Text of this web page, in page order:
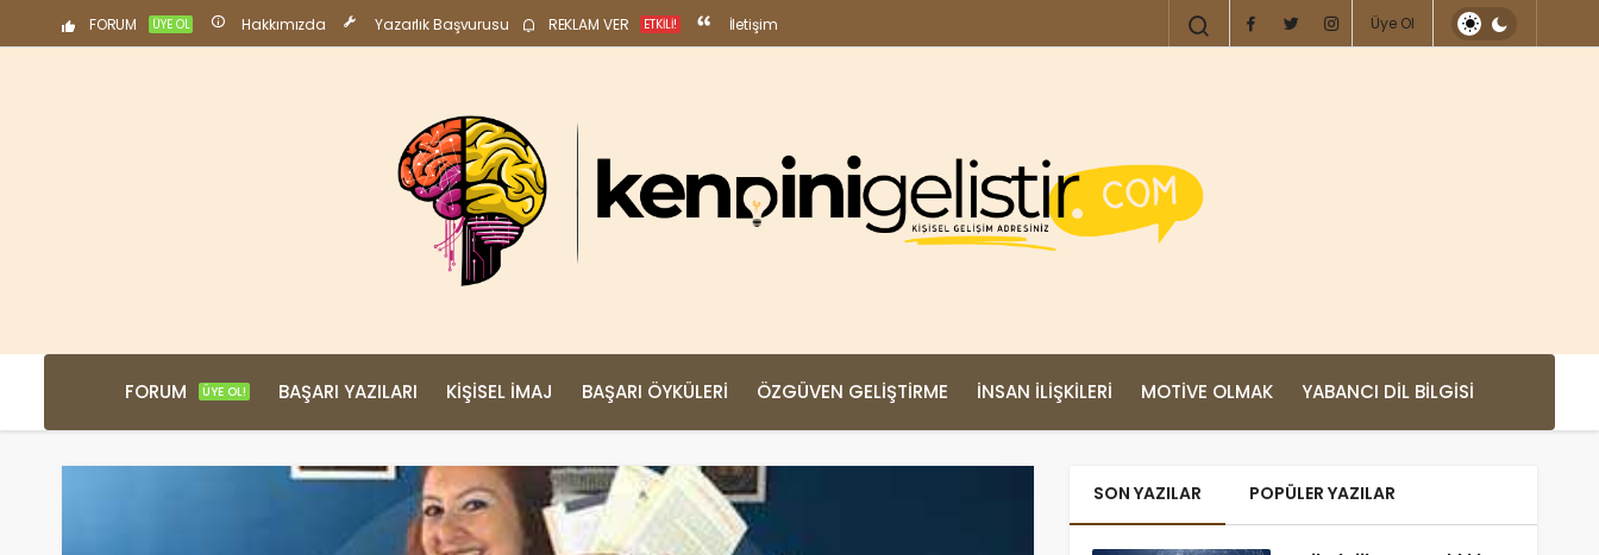
FORUM ÜYE OL Hakkımızda Yazarlık Başvurusu REKLAM VER ETKILI! İletişim Üye Ol
FORUM ÜYE OL! BAŞARI YAZILARI KIŞISEL İMAJ BAŞARI ÖYKÜLERI ÖZGÜVEN GELIŞTIRME İNSAN İLIŞKILERI MOTIVE OLMAK YABANCI DIL BILGISI
SON YAZILAR POPÜLER YAZILAR